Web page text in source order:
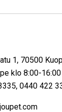
1, 70500
klo 8:00-16:00
0440 422